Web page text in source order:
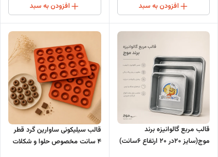
افزودن به سبد افزودن به سبد
قالب مربع گالوانیزه برند
موج(سایز 20در 20 ارتفاع 6سانت)
قالب سیلیکونی ساوارین گرد قطر
4 سانت مخصوص حلوا و شکلات